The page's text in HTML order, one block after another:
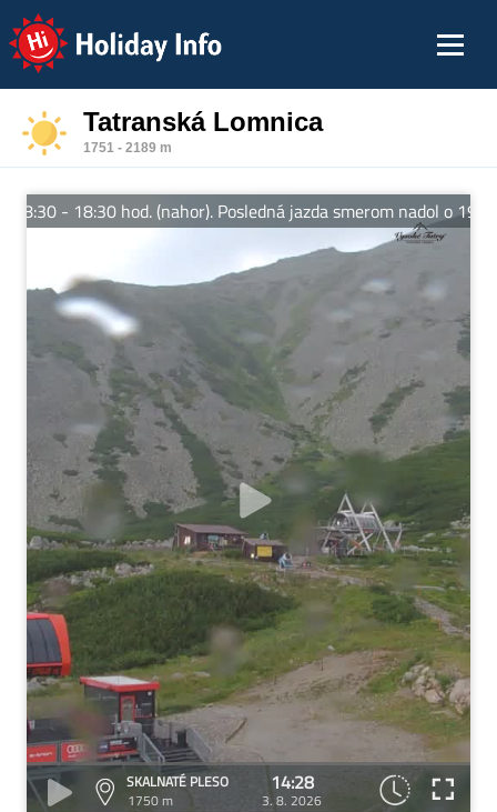
Holiday Info
Tatranská Lomnica
1751 - 2189 m
hod. (nahor). Posledná jazda smerom nadol o 19:30
SKALNATÉ PLESO
1750 m
14:28
3. 8. 2026